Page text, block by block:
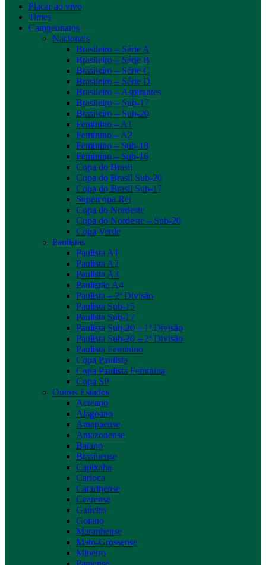
Placar ao vivo
Times
Campeonatos
Nacionais
Brasileiro – Série A
Brasileiro – Série B
Brasileiro – Série C
Brasileiro – Série D
Brasileiro – Aspirantes
Brasileiro – Sub-17
Brasileiro – Sub-20
Feminino – A1
Feminino – A2
Feminino – Sub-18
Feminino – Sub-16
Copa do Brasil
Copa do Brasil Sub-20
Copa do Brasil Sub-17
Supercopa Rei
Copa do Nordeste
Copa do Nordeste – Sub-20
Copa Verde
Paulistas
Paulista A1
Paulista A2
Paulista A3
Paulistão A4
Paulista – 2ª Divisão
Paulista Sub-15
Paulista Sub-17
Paulista Sub-20 – 1ª Divisão
Paulista Sub-20 – 2ª Divisão
Paulista Feminino
Copa Paulista
Copa Paulista Feminina
Copa SP
Outros Estados
Acreano
Alagoano
Amapaense
Amazonense
Baiano
Brasiliense
Capixaba
Carioca
Catarinense
Cearense
Gaúcho
Goiano
Maranhense
Mato-Grossense
Mineiro